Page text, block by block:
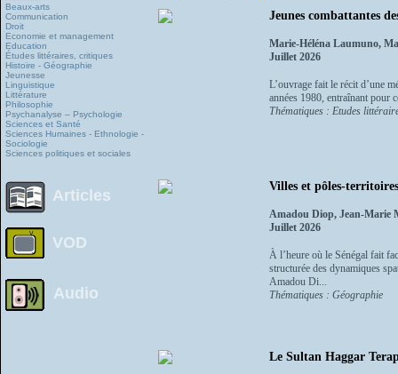
Beaux-arts
Communication
Droit
Economie et management
Education
Études littéraires, critiques
Histoire - Géographie
Jeunesse
Linguistique
Littérature
Philosophie
Psychanalyse – Psychologie
Sciences et Santé
Sciences Humaines - Ethnologie -
Sociologie
Sciences politiques et sociales
Articles
VOD
Audio
Jeunes combattantes
Marie-Héléna Laumuno,
Juillet 2026
L’ouvrage fait le récit d’une
années 1980, entraînant pour
Thématiques : Etudes
Villes et pôles-
Amadou Diop, Jean-Marie
Juillet 2026
À l’heure où le Sénégal fait
structurée des dynamiques
Amadou Di...
Thématiques : Géographie
Le Sultan Haggar